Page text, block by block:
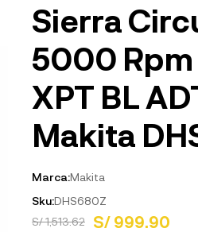
Sierra
5000 Rpm
XPT BL
Makita
Marca:Makita
Sku:DHS680Z
S/ 1,513.62
S/ 999.90